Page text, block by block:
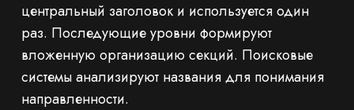
центральный заголовок и используется один
раз. Последующие уровни формируют
вложенную организацию секций. Поисковые
системы анализируют названия для понимания
направленности.